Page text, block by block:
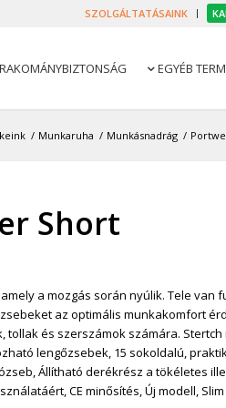
SZOLGÁLTATÁSAINK
RAKOMÁNYBIZTONSÁG  EGYÉB
/ Munkaruha / Munkásnadrág /
Short
a mozgás során nyúlik. Tele van
az optimális munkakomfort
és szerszámok számára.
lengőzsebek, 15 sokoldalú,
Állítható derékrész a tökéletes
CE minősítés, Új modell,